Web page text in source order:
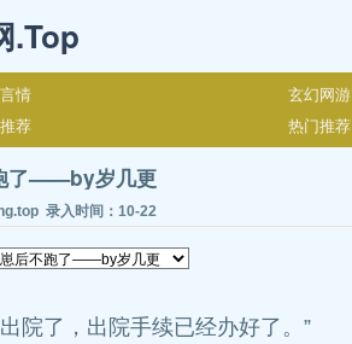
.Top
情 玄幻网游
荐 热门推荐
了——by岁几更
录入时间：10-22
了，出院手续已经办好了。”